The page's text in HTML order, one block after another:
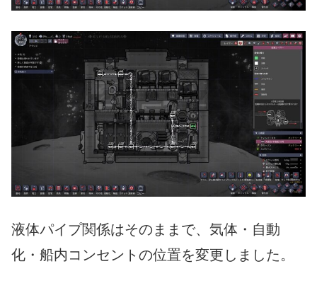
液体パイプ関係はそのままで、気体・自動
化・船内コンセントの位置を変更しました。